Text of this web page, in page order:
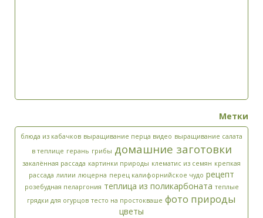
Метки
блюда из кабачков выращивание перца видео выращивание салата
в теплице герань грибы домашние заготовки
закалённая рассада картинки природы клематис из семян крепкая
рассада лилии люцерна перец калифорнийское чудо рецепт
розебудная пеларгония теплица из поликарбоната теплые
грядки для огурцов тесто на простокваше фото природы
цветы